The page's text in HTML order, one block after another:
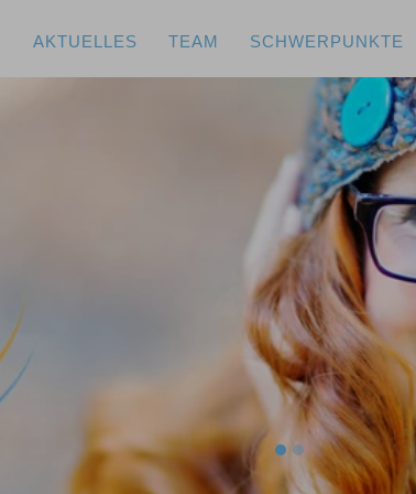
AKTUELLES TEAM SCHWERPUNKTE